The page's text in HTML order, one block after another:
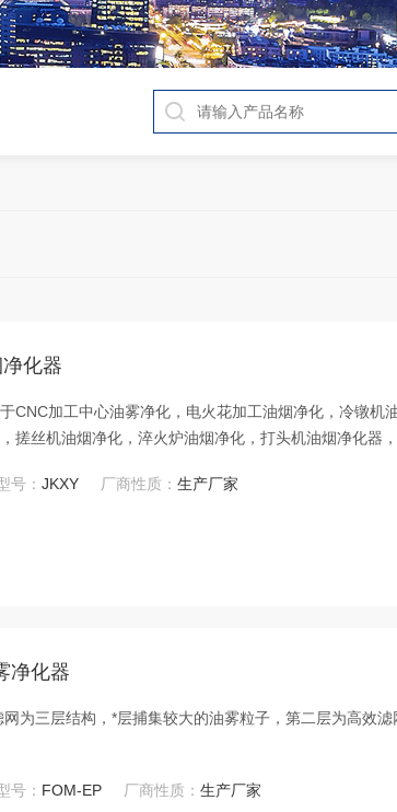
化器
CNC加工中心油雾净化，电火花加工油烟净化，冷镦机
搓丝机油烟净化，淬火炉油烟净化，打头机油烟净化器
号：JKXY 厂商性质：生产厂家
净化器
为三层结构，*层捕集较大的油雾粒子，第二层为高效
号： FOM-EP 厂商性质：生产厂家